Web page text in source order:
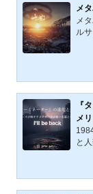
と
ン
メ
メ
ル
カ
間
て
バ
『
メ
と
進
ー